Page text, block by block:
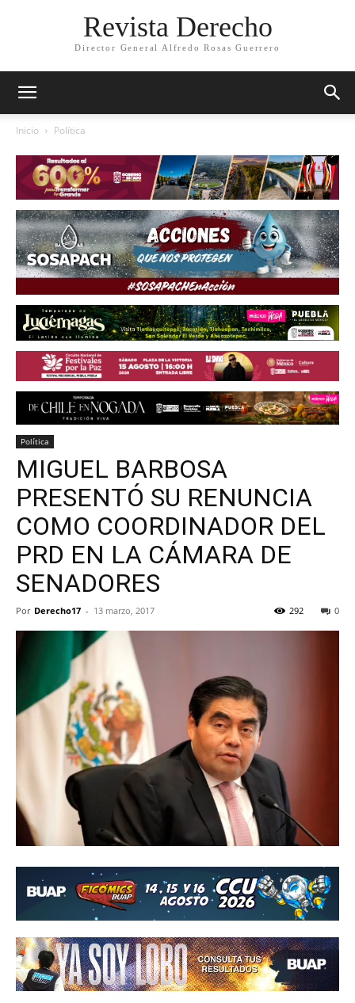
Revista Derecho
Director General Alfredo Rosas Guerrero
Inicio Política
Política
MIGUEL BARBOSA
PRESENTÓ SU RENUNCIA
COMO COORDINADOR DEL
PRD EN LA CÁMARA DE
SENADORES
Por Derecho17 - 13 marzo, 2017 0
292